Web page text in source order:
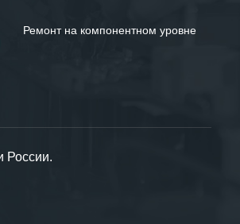
Ремонт на компонентном уровне
России.